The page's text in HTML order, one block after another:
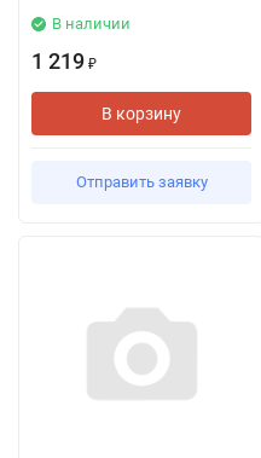
В наличии
1 219 ₽
В корзину
Отправить заявку